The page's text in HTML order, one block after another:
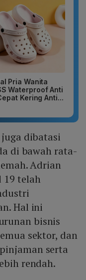
Pria Wanita
Waterproof Anti
Kering Anti...
dibatasi
di bawah rata-
Adrian
19 telah
Hal ini
bisnis
sektor, dan
serta
rendah.